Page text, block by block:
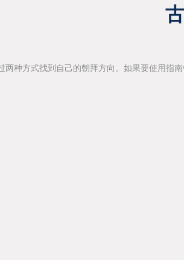
两种方式找到自己的朝拜方向。如果要使用指